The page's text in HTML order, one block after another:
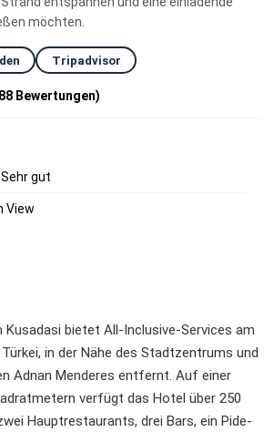
möchten.
Tripadvisor
Bewertungen)
gut
View
Kusadasi bietet All-Inclusive-Services am
in der Nähe des Stadtzentrums und
Adnan Menderes entfernt. Auf einer
verfügt das Hotel über 250
Hauptrestaurants, drei Bars, ein Pide-